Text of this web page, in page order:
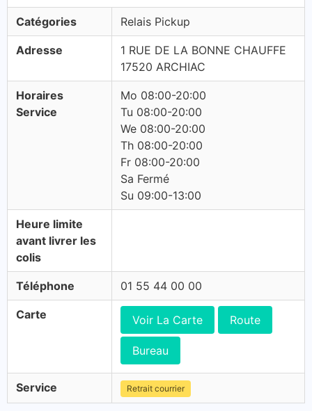
Catégories Relais Pickup
Adresse
1 RUE DE LA BONNE CHAUFFE
17520 ARCHIAC
Horaires
Service
Mo 08:00-20:00
Tu 08:00-20:00
We 08:00-20:00
Th 08:00-20:00
Fr 08:00-20:00
Sa Fermé
Su 09:00-13:00
Heure limite
avant livrer les
colis
Téléphone 01 55 44 00 00
Carte Voir La Carte Route
Bureau
Service Retrait courrier